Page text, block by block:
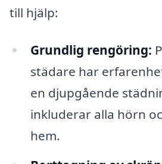
till hjälp:
Grundlig rengöring:
städare har
en djupgående
inkluderar alla hörn
hem.